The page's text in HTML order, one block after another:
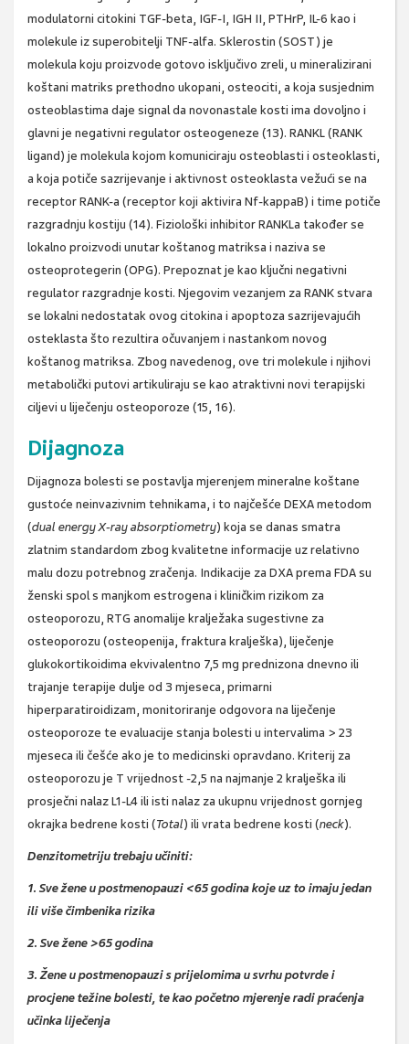
modulatorni citokini TGF-beta, IGF-I, IGH II, PTHrP, IL-6 kao i
molekule iz superobitelji TNF-alfa. Sklerostin (SOST) je
molekula koju proizvode gotovo isključivo zreli, u mineralizirani
koštani matriks prethodno ukopani, osteociti, a koja susjednim
osteoblastima daje signal da novonastale kosti ima dovoljno i
glavni je negativni regulator osteogeneze (13). RANKL (RANK
ligand) je molekula kojom komuniciraju osteoblasti i osteoklasti,
a koja potiče sazrijevanje i aktivnost osteoklasta vežući se na
receptor RANK-a (receptor koji aktivira Nf-kappaB) i time potiče
razgradnju kostiju (14). Fiziološki inhibitor RANKLa također se
lokalno proizvodi unutar koštanog matriksa i naziva se
osteoprotegerin (OPG). Prepoznat je kao ključni negativni
regulator razgradnje kosti. Njegovim vezanjem za RANK stvara
se lokalni nedostatak ovog citokina i apoptoza sazrijevajućih
osteklasta što rezultira očuvanjem i nastankom novog
koštanog matriksa. Zbog navedenog, ove tri molekule i njihovi
metabolički putovi artikuliraju se kao atraktivni novi terapijski
ciljevi u liječenju osteoporoze (15, 16).
Dijagnoza
Dijagnoza bolesti se postavlja mjerenjem mineralne koštane
gustoće neinvazivnim tehnikama, i to najčešće DEXA metodom
(dual energy X-ray absorptiometry) koja se danas smatra
zlatnim standardom zbog kvalitetne informacije uz relativno
malu dozu potrebnog zračenja. Indikacije za DXA prema FDA su
ženski spol s manjkom estrogena i kliničkim rizikom za
osteoporozu, RTG anomalije kralježaka sugestivne za
osteoporozu (osteopenija, fraktura kralješka), liječenje
glukokortikoidima ekvivalentno 7,5 mg prednizona dnevno ili
trajanje terapije dulje od 3 mjeseca, primarni
hiperparatiroidizam, monitoriranje odgovora na liječenje
osteoporoze te evaluacije stanja bolesti u intervalima > 23
mjeseca ili češće ako je to medicinski opravdano. Kriterij za
osteoporozu je T vrijednost -2,5 na najmanje 2 kralješka ili
prosječni nalaz L1-L4 ili isti nalaz za ukupnu vrijednost gornjeg
okrajka bedrene kosti (Total) ili vrata bedrene kosti (neck).
Denzitometriju trebaju učiniti:
1. Sve žene u postmenopauzi <65 godina koje uz to imaju jedan
ili više čimbenika rizika
2. Sve žene >65 godina
3. Žene u postmenopauzi s prijelomima u svrhu potvrde i
procjene težine bolesti, te kao početno mjerenje radi praćenja
učinka liječenja